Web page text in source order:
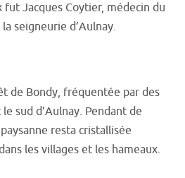
fut Jacques Coytier, médecin du
seigneurie d’Aulnay.
de Bondy, fréquentée par des
sud d’Aulnay. Pendant de
resta cristallisée
les villages et les hameaux.